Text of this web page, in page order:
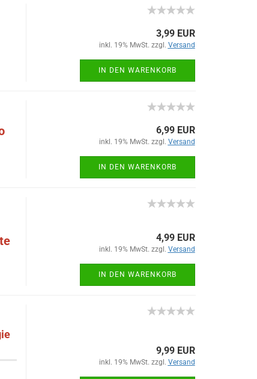
3,99 EUR
inkl. 19% MwSt. zzgl. Versand
IN DEN WARENKORB
6,99 EUR
inkl. 19% MwSt. zzgl. Versand
IN DEN WARENKORB
4,99 EUR
inkl. 19% MwSt. zzgl. Versand
IN DEN WARENKORB
9,99 EUR
inkl. 19% MwSt. zzgl. Versand